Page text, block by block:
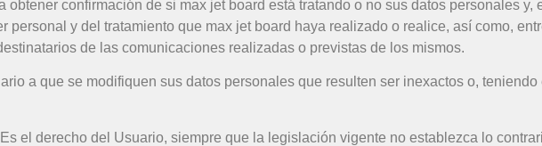
confirmación de si max jet board está tratando o no sus datos personales y,
personal y del tratamiento que max jet board haya realizado o realice, así como,
de las comunicaciones realizadas o previstas de los mismos.
a que se modifiquen sus datos personales que resulten ser inexactos o, teniendo
el derecho del Usuario, siempre que la legislación vigente no establezca lo